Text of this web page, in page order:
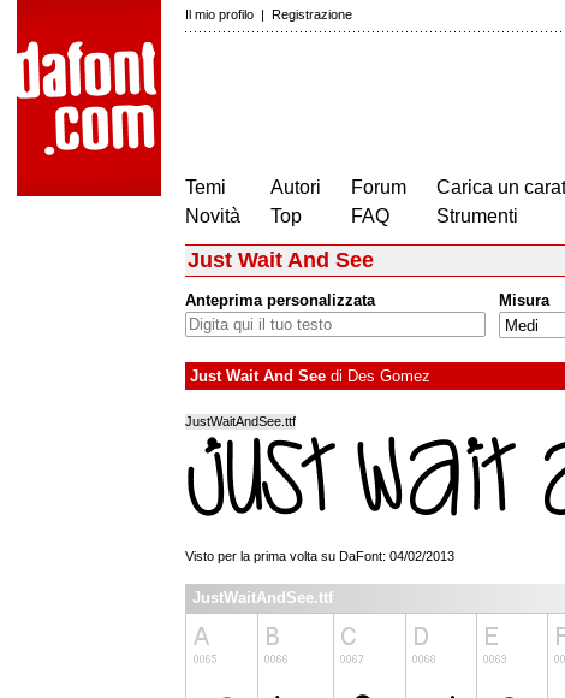
Il mio profilo | Registrazione
Temi
Novità
Autori
Top
Forum
FAQ
Carica un
Strumenti
Just Wait And See
Anteprima personalizzata Misura
Just Wait And See di Des Gomez
JustWaitAndSee.ttf
Visto per la prima volta su DaFont: 04/02/2013
JustWaitAndSee.ttf